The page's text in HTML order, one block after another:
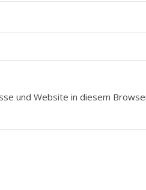
und Website in diesem